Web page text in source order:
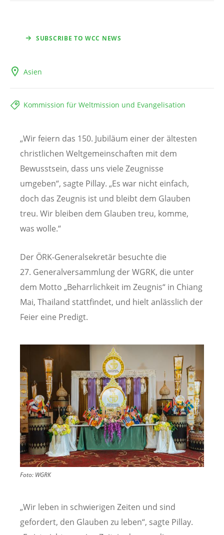
SUBSCRIBE TO WCC NEWS
Asien
Kommission für Weltmission und Evangelisation
„Wir feiern das 150. Jubiläum einer der ältesten
christlichen Weltgemeinschaften mit dem
Bewusstsein, dass uns viele Zeugnisse
umgeben“, sagte Pillay. „Es war nicht einfach,
doch das Zeugnis ist und bleibt dem Glauben
treu. Wir bleiben dem Glauben treu, komme,
was wolle.“
Der ÖRK-Generalsekretär besuchte die
27. Generalversammlung der WGRK, die unter
dem Motto „Beharrlichkeit im Zeugnis“ in Chiang
Mai, Thailand stattfindet, und hielt anlässlich der
Feier eine Predigt.
Foto: WGRK
„Wir leben in schwierigen Zeiten und sind
gefordert, den Glauben zu leben“, sagte Pillay.